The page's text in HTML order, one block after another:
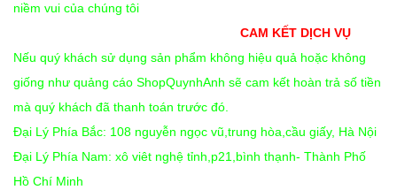
niềm vui của chúng tôi
CAM KẾT DỊCH VỤ
Nếu quý khách sử dụng sản phẩm không hiệu quả hoặc không
giống như quảng cáo ShopQuynhAnh sẽ cam kết hoàn trả số tiền
mà quý khách đã thanh toán trước đó.
Đại Lý Phía Bắc: 108 nguyễn ngọc vũ,trung hòa,cầu giấy, Hà Nội
Đại Lý Phía Nam: xô viêt nghệ tỉnh,p21,bình thạnh- Thành Phố
Hồ Chí Minh